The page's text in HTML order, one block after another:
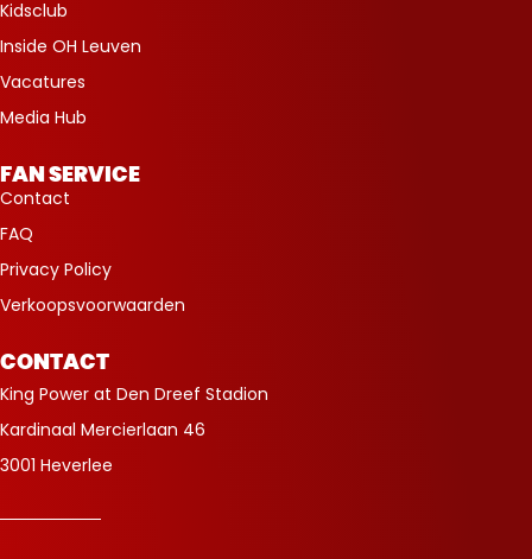
Kidsclub
Inside OH Leuven
Vacatures
Media Hub
FAN SERVICE
Contact
FAQ
Privacy Policy
Verkoopsvoorwaarden
CONTACT
King Power at Den Dreef Stadion
Kardinaal Mercierlaan 46
3001 Heverlee